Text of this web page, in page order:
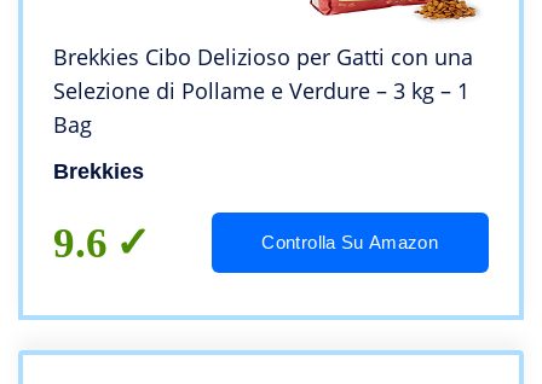
Brekkies Cibo Delizioso per Gatti con una
Selezione di Pollame e Verdure – 3 kg – 1
Bag
Brekkies
9.6 Controlla Su Amazon